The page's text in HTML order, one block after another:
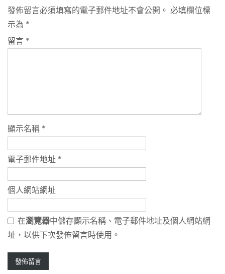
發佈留言必須填寫的電子郵件地址不會公開。 必填欄位標
示為 *
留言 *
顯示名稱 *
電子郵件地址 *
個人網站網址
在瀏覽器中儲存顯示名稱、電子郵件地址及個人網站網
址，以供下次發佈留言時使用。